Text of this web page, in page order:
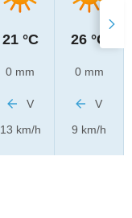
21 °C
0 mm
V
13 km/h
26 °C
0 mm
V
9 km/h